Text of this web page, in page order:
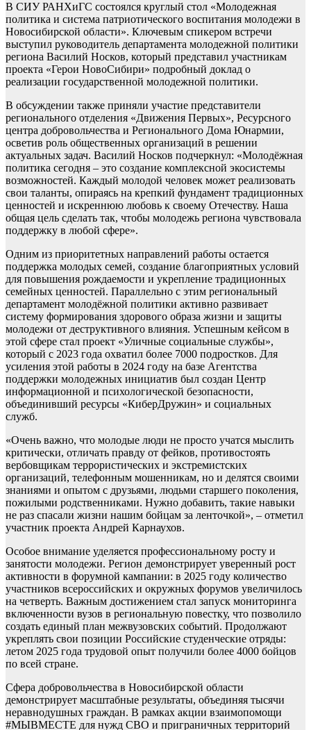
В СИУ РАНХиГС состоялся круглый стол «Молодежная
политика и система патриотического воспитания молодежи в
Новосибирской области». Ключевым спикером встречи
выступил руководитель департамента молодежной политики
региона Василий Носков, который представил участникам
проекта «Герои НовоСибири» подробный доклад о
реализации государственной молодежной политики.
В обсуждении также приняли участие представители
регионального отделения «Движения Первых», Ресурсного
центра добровольчества и Регионального Дома Юнармии,
осветив роль общественных организаций в решении
актуальных задач. Василий Носков подчеркнул: «Молодёжная
политика сегодня – это создание комплексной экосистемы
возможностей. Каждый молодой человек может реализовать
свои таланты, опираясь на крепкий фундамент традиционных
ценностей и искреннюю любовь к своему Отечеству. Наша
общая цель сделать так, чтобы молодежь региона чувствовала
поддержку в любой сфере».
Одним из приоритетных направлений работы остается
поддержка молодых семей, создание благоприятных условий
для повышения рождаемости и укрепление традиционных
семейных ценностей. Параллельно с этим региональный
департамент молодёжной политики активно развивает
систему формирования здорового образа жизни и защиты
молодежи от деструктивного влияния. Успешным кейсом в
этой сфере стал проект «Уличные социальные службы»,
который с 2023 года охватил более 7000 подростков. Для
усиления этой работы в 2024 году на базе Агентства
поддержки молодежных инициатив был создан Центр
информационной и психологической безопасности,
объединивший ресурсы «КиберДружин» и социальных
служб.
«Очень важно, что молодые люди не просто учатся мыслить
критически, отличать правду от фейков, противостоять
вербовщикам террористических и экстремистских
организаций, телефонным мошенникам, но и делятся своими
знаниями и опытом с друзьями, людьми старшего поколения,
пожилыми родственниками. Нужно добавить, такие навыки
не раз спасали жизни нашим бойцам за ленточкой», – отметил
участник проекта Андрей Карнаухов.
Особое внимание уделяется профессиональному росту и
занятости молодежи. Регион демонстрирует уверенный рост
активности в форумной кампании: в 2025 году количество
участников всероссийских и окружных форумов увеличилось
на четверть. Важным достижением стал запуск мониторинга
включенности вузов в региональную повестку, что позволило
создать единый план межвузовских событий. Продолжают
укреплять свои позиции Российские студенческие отряды:
летом 2025 года трудовой опыт получили более 4000 бойцов
по всей стране.
Сфера добровольчества в Новосибирской области
демонстрирует масштабные результаты, объединяя тысячи
неравнодушных граждан. В рамках акции взаимопомощи
#МЫВМЕСТЕ для нужд СВО и приграничных территорий